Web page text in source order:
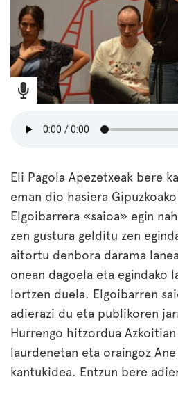
Eli Pagola Apezetxeak bere
eman dio hasiera
Elgoibarrera «saioa» egin
zen gustura gelditu zen
aitortu denbora darama
onean dagoela eta egindako
lortzen duela. Elgoibarren
adierazi du eta publikoren
Hurrengo hitzordua
laurdenetan eta oraingoz
kantukidea. Entzun bere